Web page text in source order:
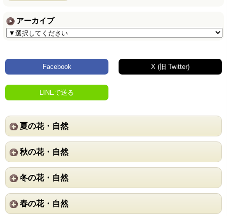
アーカイブ
Facebook X (旧 Twitter)
LINEで送る
夏の花・自然
秋の花・自然
冬の花・自然
春の花・自然